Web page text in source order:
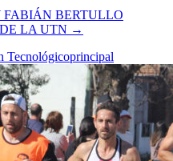
BERTULLO
LA UTN →
Tecnológicoprincipal